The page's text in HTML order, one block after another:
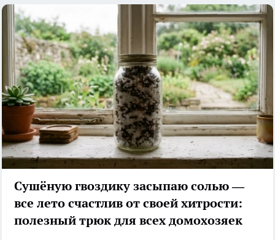
Сушёную гвоздику засыпаю солью —
все лето счастлив от своей хитрости:
полезный трюк для всех домохозяек